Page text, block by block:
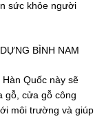
sức khỏe người
Quốc này sẽ
gỗ, cửa gỗ công
môi trường và giúp